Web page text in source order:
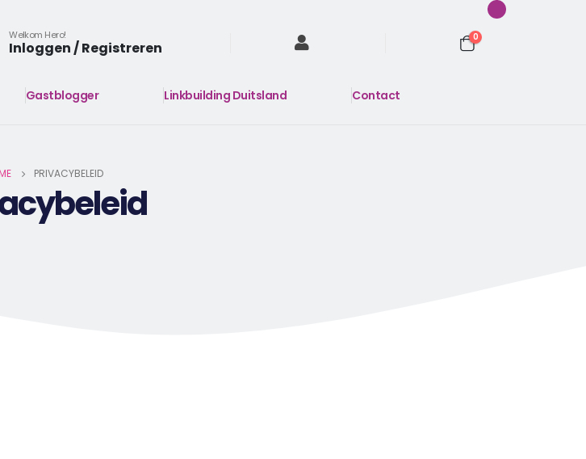
Welkom Hero!
Inloggen / Registreren
0
Gastblogger Linkbuilding Duitsland Contact
PRIVACYBELEID